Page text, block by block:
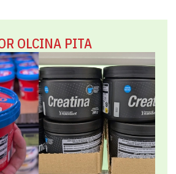
OLCINA PITA